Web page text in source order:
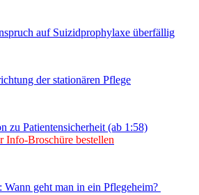
auf Suizidprophylaxe überfällig
der stationären Pflege
zu Patientensicherheit (ab 1:58)
Info-Broschüre bestellen
Wann geht man in ein Pflegeheim?